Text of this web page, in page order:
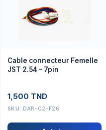
Cable connecteur Femelle
JST 2.54 – 7pin
1,500 TND
SKU: DAR-02-F26